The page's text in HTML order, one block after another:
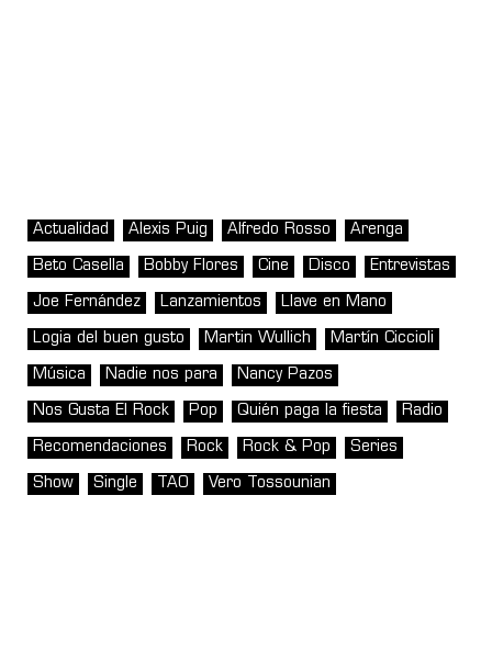
Actualidad Alexis Puig Alfredo Rosso Arenga
Beto Casella Bobby Flores Cine Disco Entrevistas
Joe Fernández Lanzamientos Llave en Mano
Logia del buen gusto Martin Wullich Martín Ciccioli
Música Nadie nos para Nancy Pazos
Nos Gusta El Rock Pop Quién paga la fiesta Radio
Recomendaciones Rock Rock & Pop Series
Show Single TAO Vero Tossounian